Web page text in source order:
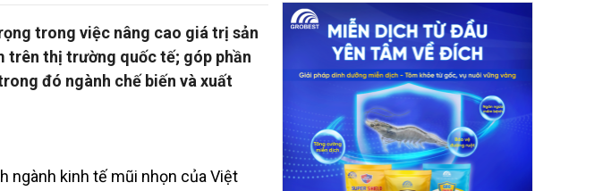
trong việc nâng cao giá trị sản
trên thị trường quốc tế; góp phần
đó ngành chế biến và xuất
ngành kinh tế mũi nhọn của Việt